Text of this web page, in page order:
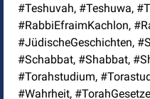
#Teshuvah, #Teshuwa,
#RabbiEfraimKachlon,
#JüdischeGeschichten,
#Schabbat, #Shabbat,
#Torahstudium,
#Wahrheit,